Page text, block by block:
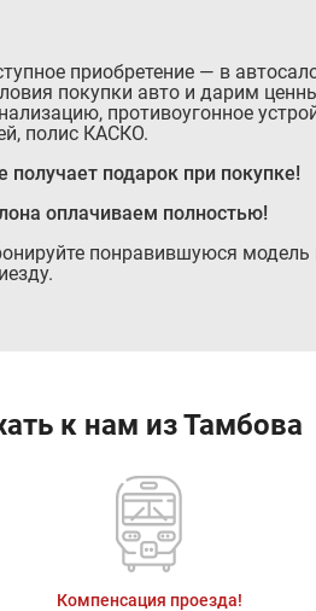
приобретение — в
покупки авто и дарим
противоугонное
полис КАСКО.
подарок при покупке!
оплачиваем полностью!
понравившуюся модель
к нам из Тамбова
Компенсация проезда!